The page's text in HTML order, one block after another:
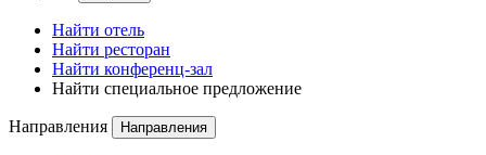
Найти отель
Найти ресторан
Найти конференц-зал
Найти специальное предложение
Направления Направления